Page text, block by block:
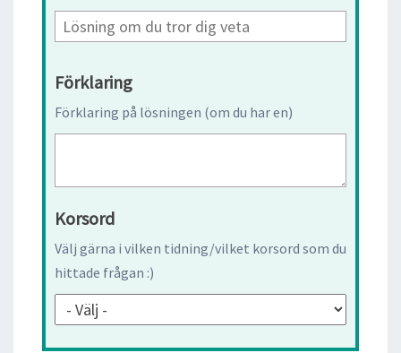
Förklaring
Förklaring på lösningen (om du har en)
Korsord
Välj gärna i vilken tidning/vilket korsord som du
hittade frågan :)